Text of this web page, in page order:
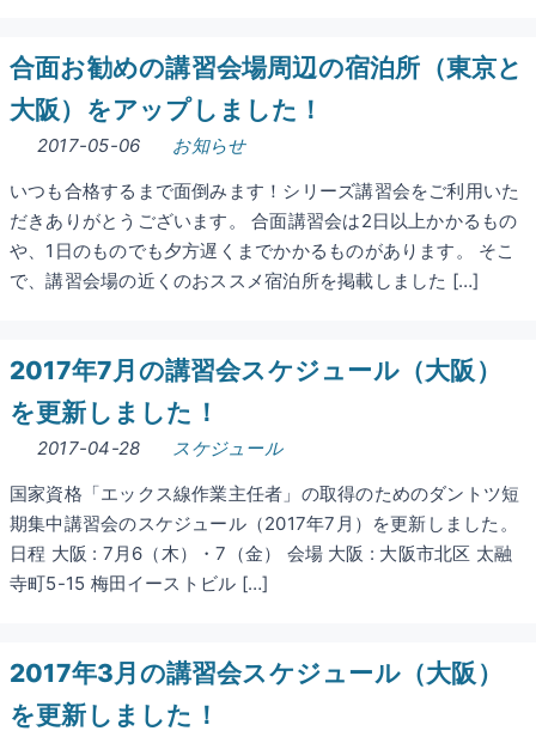
合面お勧めの講習会場周辺の宿泊所（東京と
大阪）をアップしました！
2017-05-06
お知らせ
いつも合格するまで面倒みます！シリーズ講習会をご利用いた
だきありがとうございます。 合面講習会は2日以上かかるもの
や、1日のものでも夕方遅くまでかかるものがあります。 そこ
で、講習会場の近くのおススメ宿泊所を掲載しました […]
2017年7月の講習会スケジュール（大阪）
を更新しました！
2017-04-28
スケジュール
国家資格「エックス線作業主任者」の取得のためのダントツ短
期集中講習会のスケジュール（2017年7月）を更新しました。
日程 大阪 : 7月6（木）・7（金） 会場 大阪 : 大阪市北区 太融
寺町5-15 梅田イーストビル […]
2017年3月の講習会スケジュール（大阪）
を更新しました！